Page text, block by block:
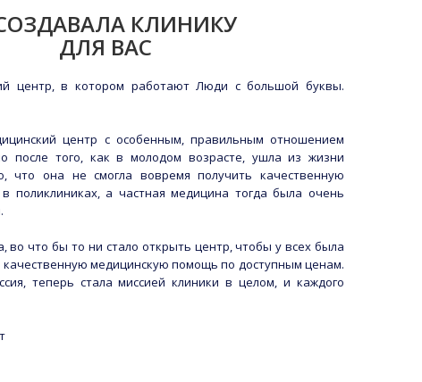
КЛИНИКУ
ДЛЯ ВАС
центр, в котором работают Люди с большой буквы.
центр с особенным, правильным отношением
после того, как в молодом возрасте, ушла из жизни
что она не смогла вовремя получить качественную
поликлиниках, а частная медицина тогда была очень
во что бы то ни стало открыть центр, чтобы у всех была
качественную медицинскую помощь по доступным ценам.
теперь стала миссией клиники в целом, и каждого